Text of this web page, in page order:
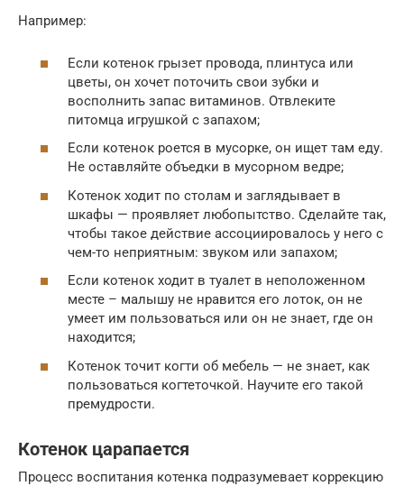
Например:
Если котенок грызет провода, плинтуса или
цветы, он хочет поточить свои зубки и
восполнить запас витаминов. Отвлеките
питомца игрушкой с запахом;
Если котенок роется в мусорке, он ищет там еду.
Не оставляйте объедки в мусорном ведре;
Котенок ходит по столам и заглядывает в
шкафы — проявляет любопытство. Сделайте так,
чтобы такое действие ассоциировалось у него с
чем-то неприятным: звуком или запахом;
Если котенок ходит в туалет в неположенном
месте – малышу не нравится его лоток, он не
умеет им пользоваться или он не знает, где он
находится;
Котенок точит когти об мебель — не знает, как
пользоваться когтеточкой. Научите его такой
премудрости.
Котенок царапается
Процесс воспитания котенка подразумевает коррекцию